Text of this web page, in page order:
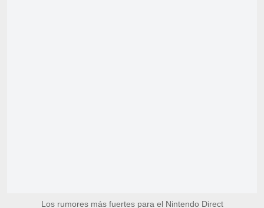
Los rumores más fuertes para el Nintendo Direct